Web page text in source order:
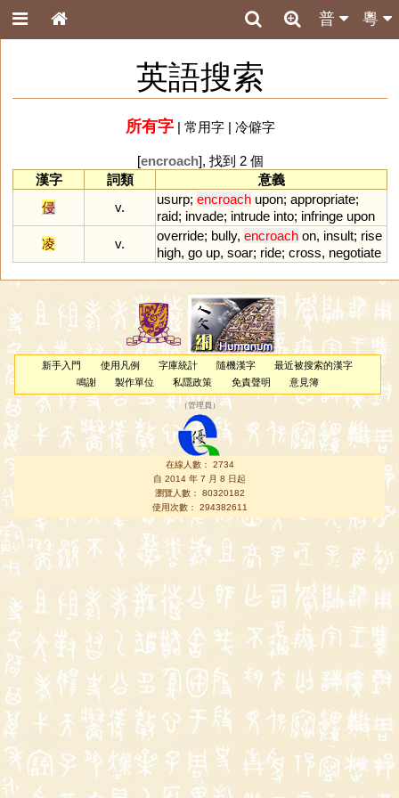
粵
普
英語搜索
所有字| 常用字| 冷僻字
[encroach], 找到 2 個
漢字
詞類
意義
侵
v.
usurp; encroach upon; appropriate;
raid; invade; intrude into; infringe upon
凌
v.
override; bully, encroach on, insult; rise
high, go up, soar; ride; cross, negotiate
新手入門 使用凡例 字庫統計 隨機漢字
最近被搜索的漢字
鳴謝
製作單位 私隱政策 免責聲明 意見簿
（管理員 ）
在線人數： 2734
自 2014 年 7 月 8 日起
瀏覽人數： 80320182
使用次數： 294382611